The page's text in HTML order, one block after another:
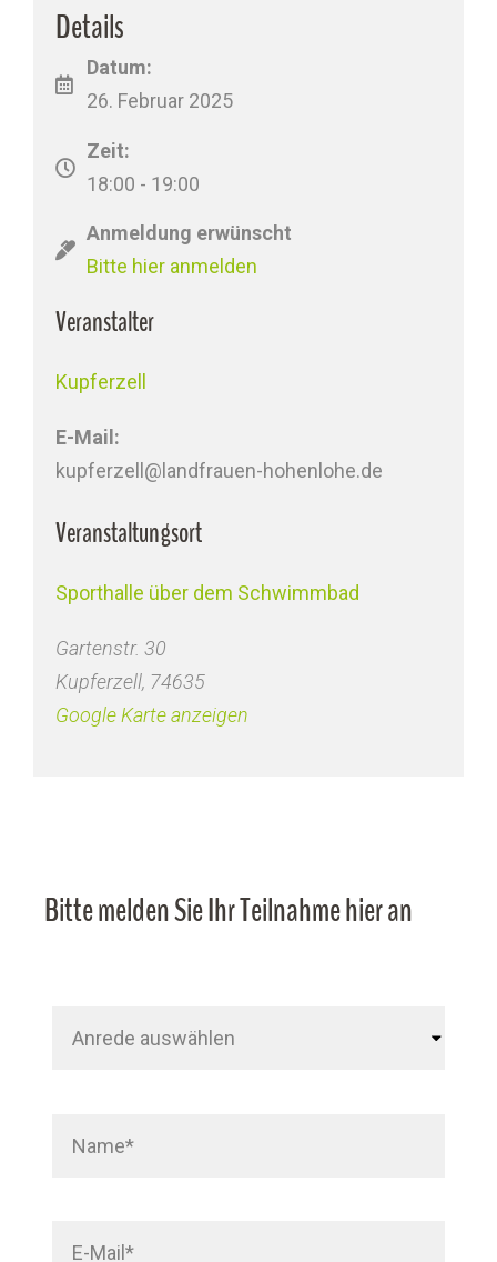
Details
Datum:
26. Februar 2025
Zeit:
18:00 - 19:00
Anmeldung erwünscht
Bitte hier anmelden
Veranstalter
Kupferzell
E-Mail:
kupferzell@landfrauen-hohenlohe.de
Veranstaltungsort
Sporthalle über dem Schwimmbad
Gartenstr. 30
Kupferzell, 74635
Google Karte anzeigen
Bitte melden Sie Ihr Teilnahme hier an